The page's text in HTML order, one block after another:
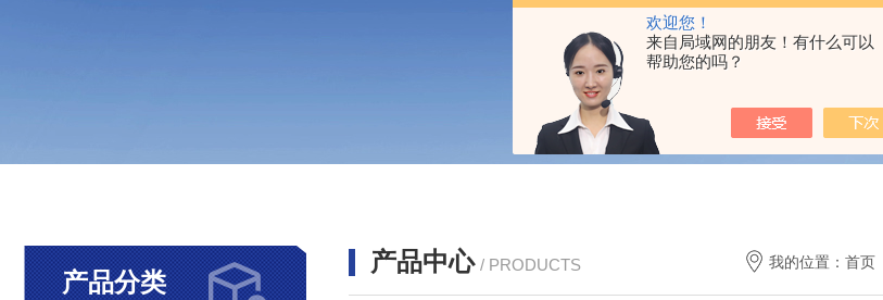
欢迎您！
来自局域网的朋友！有什么可以
帮助您的吗？
产品分类
产品中心 / PRODUCTS 我的位置： 首页